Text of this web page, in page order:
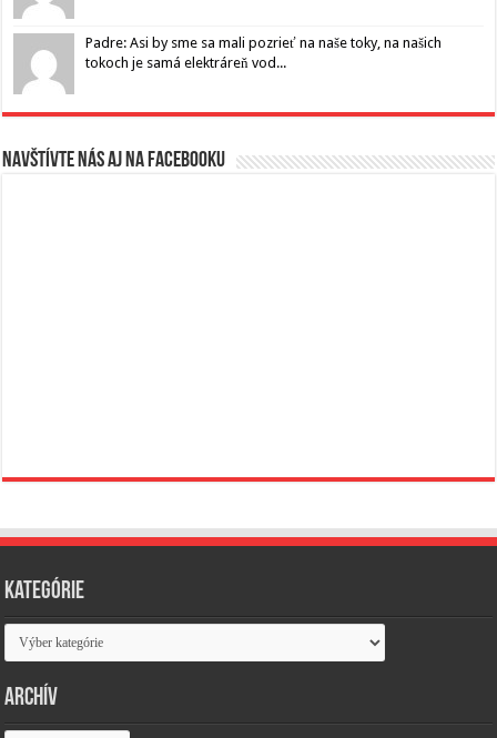
Padre: Asi by sme sa mali pozrieť na naše toky, na našich
tokoch je samá elektráreň vod...
Navštívte nás aj na Facebooku
Kategórie
Kategórie
Archív